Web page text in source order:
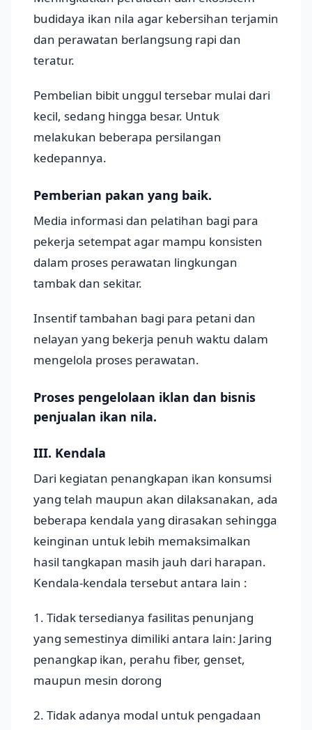
budidaya ikan nila agar kebersihan terjamin
dan perawatan berlangsung rapi dan
teratur.
Pembelian bibit unggul tersebar mulai dari
kecil, sedang hingga besar. Untuk
melakukan beberapa persilangan
kedepannya.
Pemberian pakan yang baik.
Media informasi dan pelatihan bagi para
pekerja setempat agar mampu konsisten
dalam proses perawatan lingkungan
tambak dan sekitar.
Insentif tambahan bagi para petani dan
nelayan yang bekerja penuh waktu dalam
mengelola proses perawatan.
Proses pengelolaan iklan dan bisnis
penjualan ikan nila.
III. Kendala
Dari kegiatan penangkapan ikan konsumsi
yang telah maupun akan dilaksanakan, ada
beberapa kendala yang dirasakan sehingga
keinginan untuk lebih memaksimalkan
hasil tangkapan masih jauh dari harapan.
Kendala-kendala tersebut antara lain :
1. Tidak tersedianya fasilitas penunjang
yang semestinya dimiliki antara lain: Jaring
penangkap ikan, perahu fiber, genset,
maupun mesin dorong
2. Tidak adanya modal untuk pengadaan